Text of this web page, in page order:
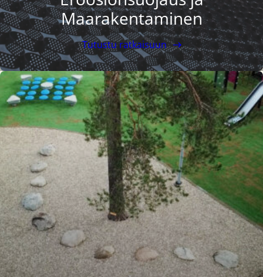
Maarakentaminen
Tutustu ratkaisuun